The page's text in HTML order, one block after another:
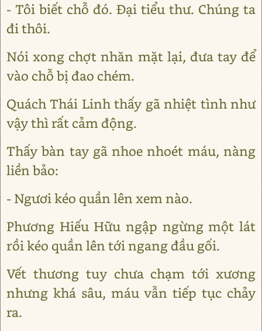
- Tôi biết chỗ đó. Đại tiểu thư. Chúng ta
đi thôi.
Nói xong chợt nhăn mặt lại, đưa tay để
vào chỗ bị đao chém.
Quách Thái Linh thấy gã nhiệt tình như
vậy thì rất cảm động.
Thấy bàn tay gã nhoe nhoét máu, nàng
liền bảo:
- Ngươi kéo quần lên xem nào.
Phương Hiếu Hữu ngập ngừng một lát
rồi kéo quần lên tới ngang đầu gối.
Vết thương tuy chưa chạm tới xương
nhưng khá sâu, máu vẫn tiếp tục chảy
ra.